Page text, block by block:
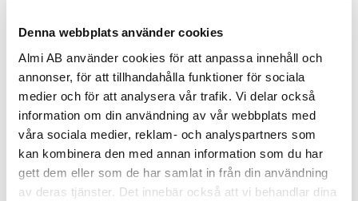
Denna webbplats använder cookies
Almi AB använder cookies för att anpassa innehåll och
annonser, för att tillhandahålla funktioner för sociala
medier och för att analysera vår trafik. Vi delar också
information om din användning av vår webbplats med
våra sociala medier, reklam- och analyspartners som
kan kombinera den med annan information som du har
gett dem eller som de har samlat in från din användning
av deras tjänster. Det innebär också att vi behandlar dina
hållbarhetsfrågorna, samtidigt som ni får inspiration
deltagande företag.​
Almis hållbarhetsworkshop hjälper dig att:​
Identifiera vilka hållbarhetsområden som är
relevanta för din verksamhet​
Göra en väsentlighetsanalys för att förstå vad som